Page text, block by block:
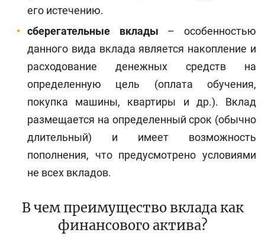
его истечению.
сберегательные вклады – особенностью
данного вида вклада является накопление и
расходование денежных средств на
определенную цель (оплата обучения,
покупка машины, квартиры и др.). Вклад
размещается на определенный срок (обычно
длительный) и имеет возможность
пополнения, что предусмотрено условиями
не всех вкладов.
В чем преимущество вклада как
финансового актива?